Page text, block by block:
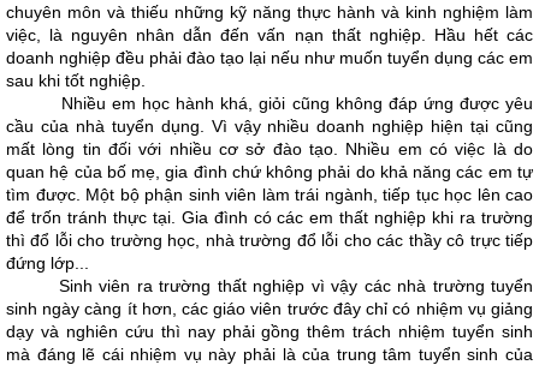
chuyên môn và thiếu những kỹ năng thực hành và kinh nghiệm làm
việc, là nguyên nhân dẫn đến vấn nạn thất nghiệp. Hầu hết các
doanh nghiệp đều phải đào tạo lại nếu như muốn tuyển dụng các em
sau khi tốt nghiệp.
Nhiều em học hành khá, giỏi cũng không đáp ứng được yêu
cầu của nhà tuyển dụng. Vì vậy nhiều doanh nghiệp hiện tại cũng
mất lòng tin đối với nhiều cơ sở đào tạo. Nhiều em có việc là do
quan hệ của bố mẹ, gia đình chứ không phải do khả năng các em tự
tìm được. Một bộ phận sinh viên làm trái ngành, tiếp tục học lên cao
để trốn tránh thực tại. Gia đình có các em thất nghiệp khi ra trường
thì đổ lỗi cho trường học, nhà trường đổ lỗi cho các thầy cô trực tiếp
đứng lớp...
Sinh viên ra trường thất nghiệp vì vậy các nhà trường tuyển
sinh ngày càng ít hơn, các giáo viên trước đây chỉ có nhiệm vụ giảng
dạy và nghiên cứu thì nay phải gồng thêm trách nhiệm tuyển sinh
mà đáng lẽ cái nhiệm vụ này phải là của trung tâm tuyển sinh của